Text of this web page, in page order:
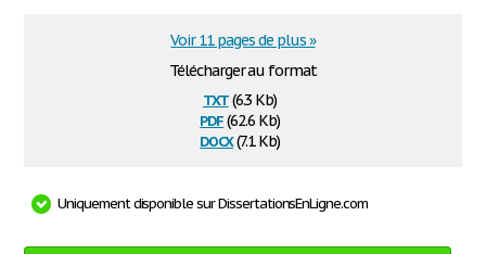
Télécharger au format
txt(6.3 Kb)
pdf(62.6 Kb)
docx(7.1 Kb)
Voir 11 pages de plus »
Uniquement disponible sur DissertationsEnLigne.com